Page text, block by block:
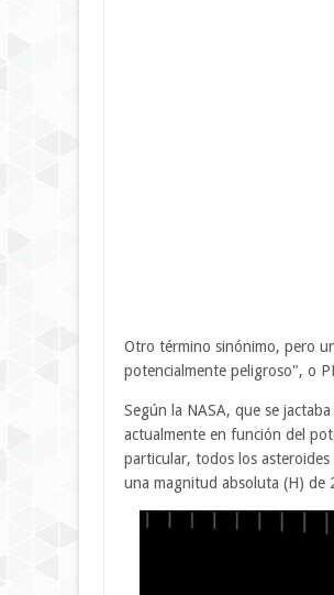
Otro término sinónimo, pero
potencialmente peligroso", o
Según la NASA, que se
actualmente en función del
particular, todos los
una magnitud absoluta (H) de